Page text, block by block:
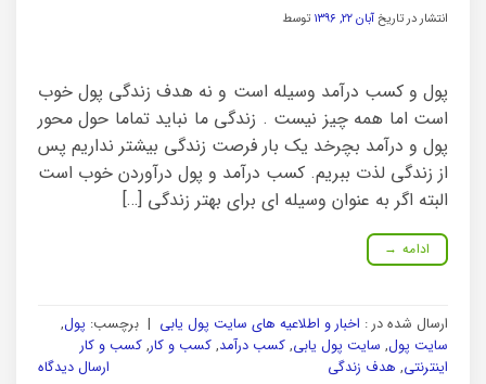
انتشار در تاریخآبان ۲۲, ۱۳۹۶ توسط
پول و کسب درآمد وسیله است و نه هدف زندگی پول خوب
است اما همه چیز نیست . زندگی ما نباید تماما حول محور
پول و درآمد بچرخد یک بار فرصت زندگی بیشتر نداریم پس
از زندگی لذت ببریم. کسب درآمد و پول درآوردن خوب است
البته اگر به عنوان وسیله ای برای بهتر زندگی […]
ادامه →
ارسال شده در : اخبار و اطلاعیه های سایت پول یابی | برچسب: پول,
سایت پول, سایت پول یابی, کسب درآمد, کسب و کار, کسب و کار
اینترنتی, هدف زندگی ارسال دیدگاه